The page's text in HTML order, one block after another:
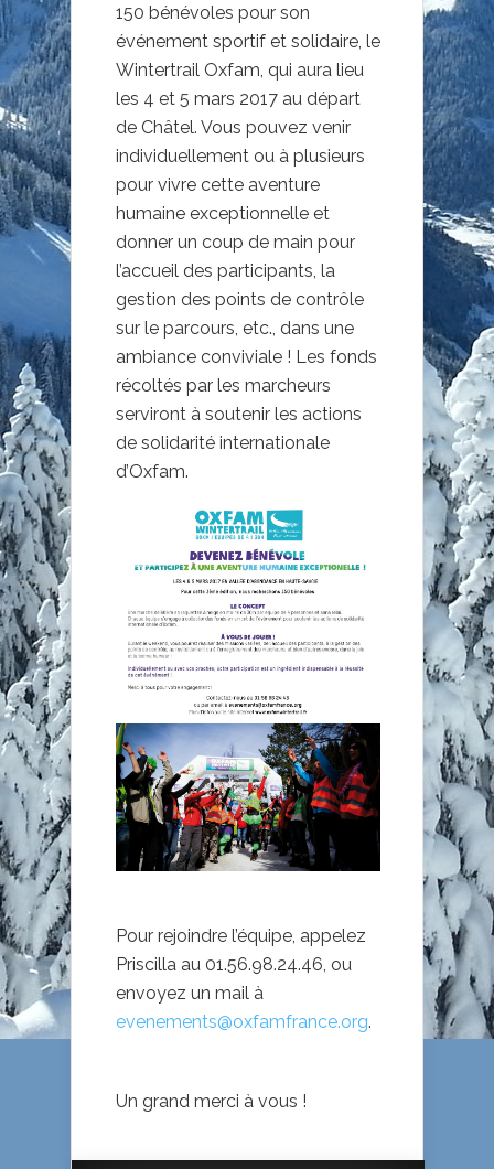
150 bénévoles pour son
événement sportif et solidaire, le
Wintertrail Oxfam, qui aura lieu
les 4 et 5 mars 2017 au départ
de Châtel. Vous pouvez venir
individuellement ou à plusieurs
pour vivre cette aventure
humaine exceptionnelle et
donner un coup de main pour
l’accueil des participants, la
gestion des points de contrôle
sur le parcours, etc., dans une
ambiance conviviale ! Les fonds
récoltés par les marcheurs
serviront à soutenir les actions
de solidarité internationale
d’Oxfam.
Pour rejoindre l’équipe, appelez
Priscilla au 01.56.98.24.46, ou
envoyez un mail à
evenements@oxfamfrance.org.
Un grand merci à vous !